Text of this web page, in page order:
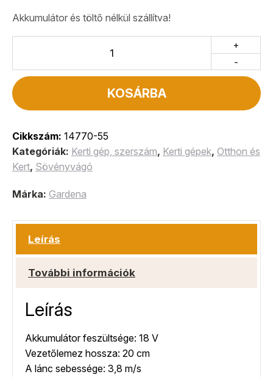
Akkumulátor és töltő nélkül szállítva!
-
+
KOSÁRBA
Cikkszám: 14770-55
Kategóriák: Kerti gép, szerszám, Kerti gépek, Otthon és
Kert, Sövényvágó
Márka: Gardena
Leírás
További információk
Leírás
Akkumulátor feszültsége: 18 V
Vezetőlemez hossza: 20 cm
A lánc sebessége: 3,8 m/s